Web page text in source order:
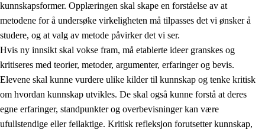
1. Opplæringens verdigrunnlag
1.1 Menneskeverdet
1.2 Identitet og kulturelt mangfold
1.3 Kritisk tenkning og etisk bevissthet
1.4 Skaperglede, engasjement og utforskertrang
1.5 Respekt for naturen og miljøbevissthet
kunnskapsformer. Opplæringen skal skape en forståelse av at
metodene for å undersøke virkeligheten må tilpasses det vi ønsker å
studere, og at valg av metode påvirker det vi ser.
Hvis ny innsikt skal vokse fram, må etablerte ideer granskes og
kritiseres med teorier, metoder, argumenter, erfaringer og bevis.
Elevene skal kunne vurdere ulike kilder til kunnskap og tenke kritisk
om hvordan kunnskap utvikles. De skal også kunne forstå at deres
egne erfaringer, standpunkter og overbevisninger kan være
ufullstendige eller feilaktige. Kritisk refleksjon forutsetter kunnskap,